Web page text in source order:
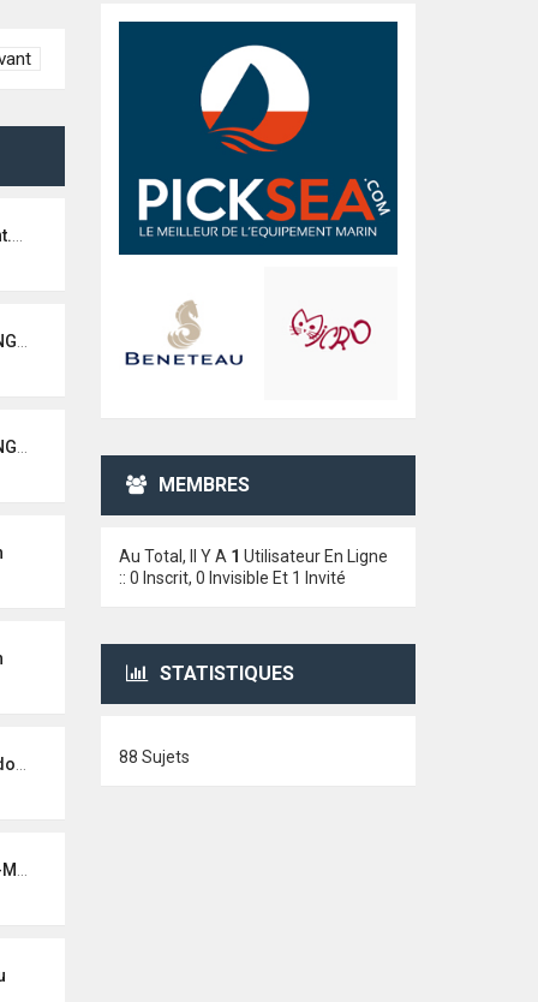
MEMBRES
Au Total, Il Y A 1 Utilisateur En Ligne
:: 0 Inscrit, 0 Invisible Et 1 Invité
STATISTIQUES
88 Sujets